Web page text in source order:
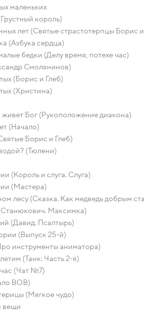
маленьких
король)
лет (Святые страстотерпцы Борис и
(Азбука сердца)
бедки (Делу время, потехе час)
Смолянинов)
(Борис и Глеб)
(Христина)
Бог (Рукоположение диакона)
(Начало)
Борис и Глеб)
(Тюлени)
(Король и слуга. Слуга)
(Мастера)
лесу (Сказка. Как медведь добрым
Максимка)
(Давид. Псалтырь)
(Выпуск 25-й)
инструменты аниматора)
(Танк: Часть 2-я)
(Чат №7)
ВОВ)
(Мягкое чудо)
вещи